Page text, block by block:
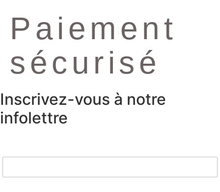
Paiement
sécurisé
Inscrivez-vous à notre
infolettre